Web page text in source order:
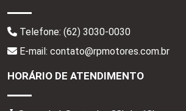
Telefone: (62) 3030-0030
E-mail: contato@rpmotores.com.br
HORÁRIO DE ATENDIMENTO